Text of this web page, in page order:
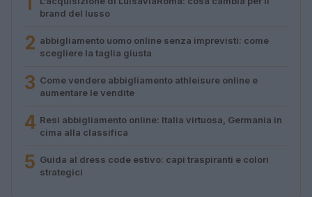
brand del lusso
2 abbigliamento uomo online senza imprevisti: come
scegliere la taglia giusta
3 Come vendere abbigliamento athleisure online e
aumentare le vendite
4 Resi abbigliamento online: Italia virtuosa, Germania in
cima alla classifica
5 Guida al dress code estivo: capi traspiranti e colori
strategici